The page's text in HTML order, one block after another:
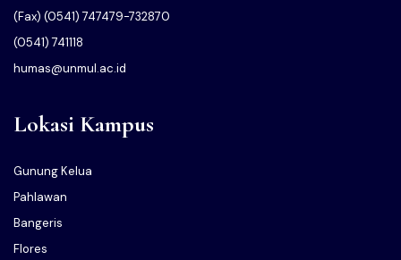
(Fax) (0541) 747479-732870
(0541) 741118
humas@unmul.ac.id
Lokasi Kampus
Gunung Kelua
Pahlawan
Bangeris
Flores